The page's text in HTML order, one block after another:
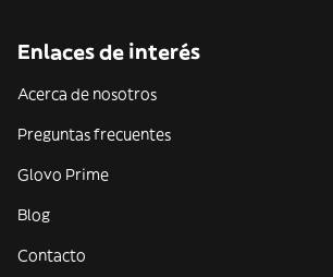
Enlaces de interés
Acerca de nosotros
Preguntas frecuentes
Glovo Prime
Blog
Contacto